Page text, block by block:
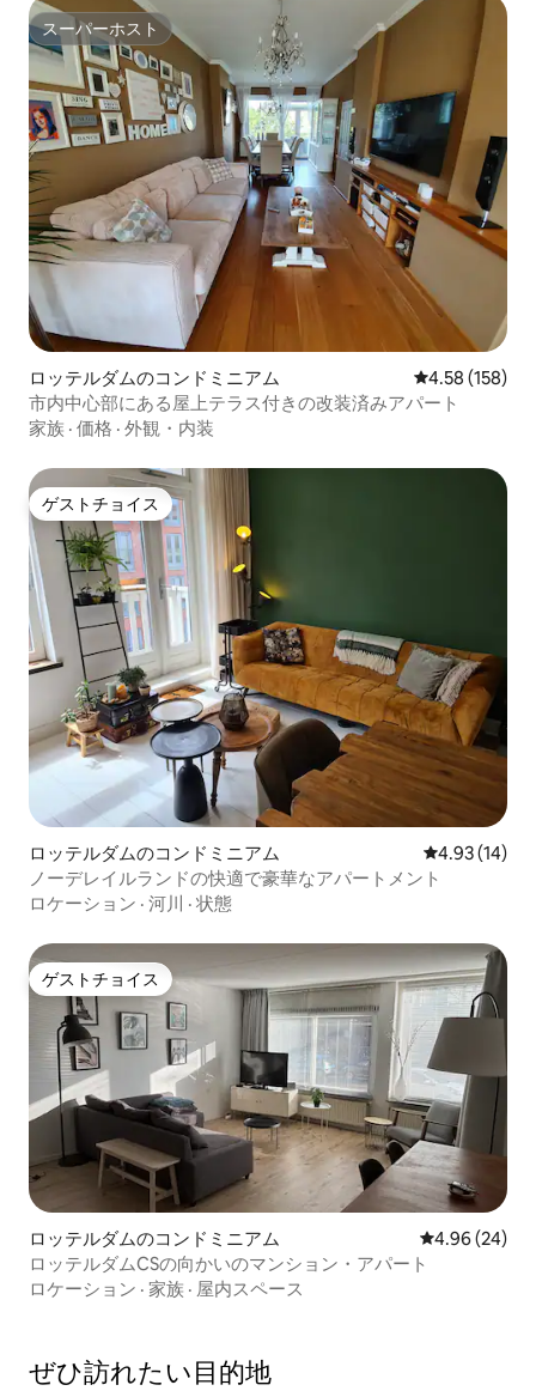
スーパーホスト
スーパーホスト
ロッテルダムのコンドミニアム レビュー158
4.58 (158)
市内中心部にある屋上テラス付きの改装済みアパート
家族 · 価格 · 外観・内装
ゲストチョイス
ゲストチョイス
ロッテルダムのコンドミニアム レビュー14
4.93 (14)
ノーデレイルランドの快適で豪華なアパートメント
ロケーション · 河川 · 状態
ゲストチョイス
ゲストチョイス
ロッテルダムのコンドミニアム レビュー24
4.96 (24)
ロッテルダムCSの向かいのマンション・アパート
ロケーション · 家族 · 屋内スペース
ぜひ訪⁠れ⁠た⁠い目⁠的⁠地